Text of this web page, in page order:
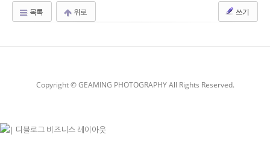
목록 위로 쓰기
Copyright © GEAMING PHOTOGRAPHY All Rights Reserved.